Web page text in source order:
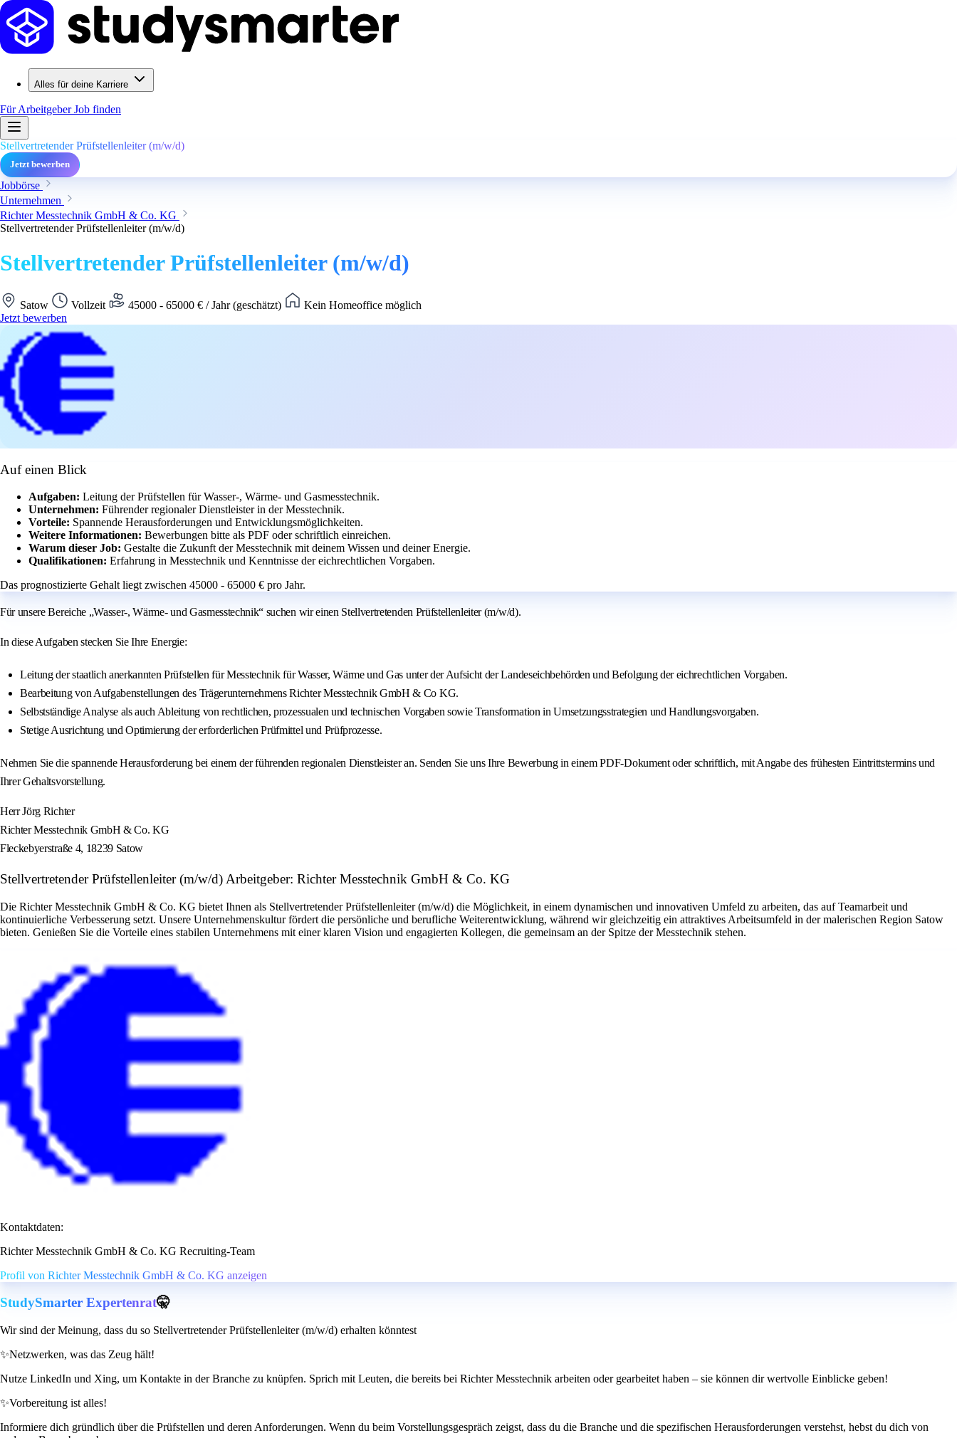
Alles für deine Karriere
Für ArbeitgeberJob finden
Stellvertretender Prüfstellenleiter (m/w/d)
Jetzt bewerben
Jobbörse
Unternehmen
Richter Messtechnik GmbH & Co. KG
Stellvertretender Prüfstellenleiter (m/w/d)
Stellvertretender Prüfstellenleiter (m/w/d)
Satow Vollzeit 45000 - 65000 € / Jahr (geschätzt)
Kein Homeoffice möglich
Jetzt bewerben
Auf einen Blick
Aufgaben: Leitung der Prüfstellen für Wasser-, Wärme- und Gasmesstechnik.
Unternehmen: Führender regionaler Dienstleister in der Messtechnik.
Vorteile: Spannende Herausforderungen und Entwicklungsmöglichkeiten.
Weitere Informationen: Bewerbungen bitte als PDF oder schriftlich einreichen.
Warum dieser Job: Gestalte die Zukunft der Messtechnik mit deinem Wissen und deiner Energie.
Qualifikationen: Erfahrung in Messtechnik und Kenntnisse der eichrechtlichen Vorgaben.
Das prognostizierte Gehalt liegt zwischen 45000 - 65000 € pro Jahr.
Für unsere Bereiche „Wasser-, Wärme- und Gasmesstechnik“ suchen wir einen Stellvertretenden Prüfstellenleiter (m/w/d).
In diese Aufgaben stecken Sie Ihre Energie:
Leitung der staatlich anerkannten Prüfstellen für Messtechnik für Wasser, Wärme und Gas unter der Aufsicht der Landeseichbehörden und Befolgung der eichrechtlichen Vorgaben.
Bearbeitung von Aufgabenstellungen des Trägerunternehmens Richter Messtechnik GmbH & Co KG.
Selbstständige Analyse als auch Ableitung von rechtlichen, prozessualen und technischen Vorgaben sowie Transformation in Umsetzungsstrategien und Handlungsvorgaben.
Stetige Ausrichtung und Optimierung der erforderlichen Prüfmittel und Prüfprozesse.
Nehmen Sie die spannende Herausforderung bei einem der führenden regionalen Dienstleister an. Senden Sie uns Ihre Bewerbung in einem PDF-Dokument oder schriftlich, mit Angabe des frühesten Eintrittstermins und
Ihrer Gehaltsvorstellung.
Herr Jörg Richter
Richter Messtechnik GmbH & Co. KG
Fleckebyerstraße 4, 18239 Satow
Stellvertretender Prüfstellenleiter (m/w/d) Arbeitgeber: Richter Messtechnik GmbH & Co. KG
Die Richter Messtechnik GmbH & Co. KG bietet Ihnen als Stellvertretender Prüfstellenleiter (m/w/d) die Möglichkeit, in einem dynamischen und innovativen Umfeld zu arbeiten, das auf Teamarbeit und
kontinuierliche Verbesserung setzt. Unsere Unternehmenskultur fördert die persönliche und berufliche Weiterentwicklung, während wir gleichzeitig ein attraktives Arbeitsumfeld in der malerischen Region Satow
bieten. Genießen Sie die Vorteile eines stabilen Unternehmens mit einer klaren Vision und engagierten Kollegen, die gemeinsam an der Spitze der Messtechnik stehen.
Kontaktdaten:
Richter Messtechnik GmbH & Co. KG Recruiting-Team
Profil von Richter Messtechnik GmbH & Co. KG anzeigen
StudySmarter Expertenrat🤫
Wir sind der Meinung, dass du so Stellvertretender Prüfstellenleiter (m/w/d) erhalten könntest
✨Netzwerken, was das Zeug hält!
Nutze LinkedIn und Xing, um Kontakte in der Branche zu knüpfen. Sprich mit Leuten, die bereits bei Richter Messtechnik arbeiten oder gearbeitet haben – sie können dir wertvolle Einblicke geben!
✨Vorbereitung ist alles!
Informiere dich gründlich über die Prüfstellen und deren Anforderungen. Wenn du beim Vorstellungsgespräch zeigst, dass du die Branche und die spezifischen Herausforderungen verstehst, hebst du dich von